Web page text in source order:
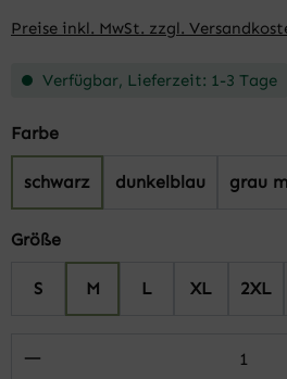
Preise inkl. MwSt. zzgl.
Verfügbar, Lieferzeit: 1-3 Tage
Farbeauswählen
schwarz dunkelblau grau
Größeauswählen
S M L XL 2XL
Produkt Anzahl: Gib